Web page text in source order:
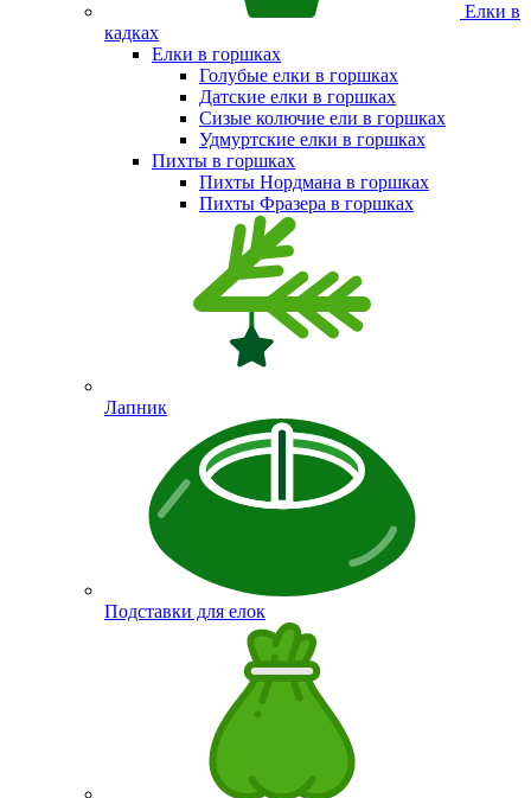
Елки в
кадках
Елки в горшках
Голубые елки в горшках
Датские елки в горшках
Сизые колючие ели в горшках
Удмуртские елки в горшках
Пихты в горшках
Пихты Нордмана в горшках
Пихты Фразера в горшках
Лапник
Подставки для елок